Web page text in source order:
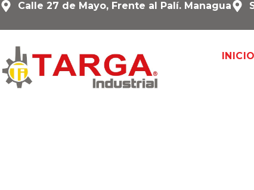
Calle 27 de Mayo, Frente al Palí. Managua
INICIO